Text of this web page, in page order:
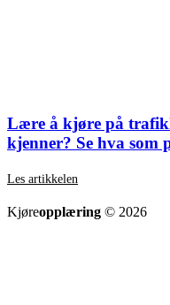
Lære å kjøre på
kjenner? Se hva som
Les artikkelen
Kjøreopplæring © 2026